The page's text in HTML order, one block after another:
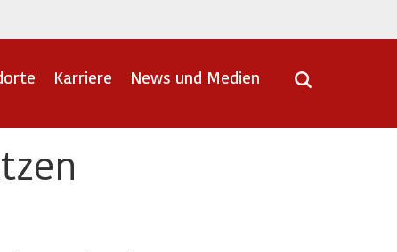
Karriere News und Medien